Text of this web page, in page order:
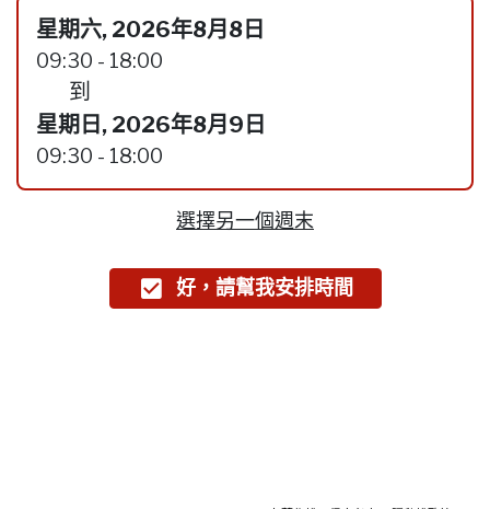
星期六, 2026年8月8日
09:30 - 18:00
到
星期日, 2026年8月9日
09:30 - 18:00
選擇另一個週末
好，請幫我安排時間